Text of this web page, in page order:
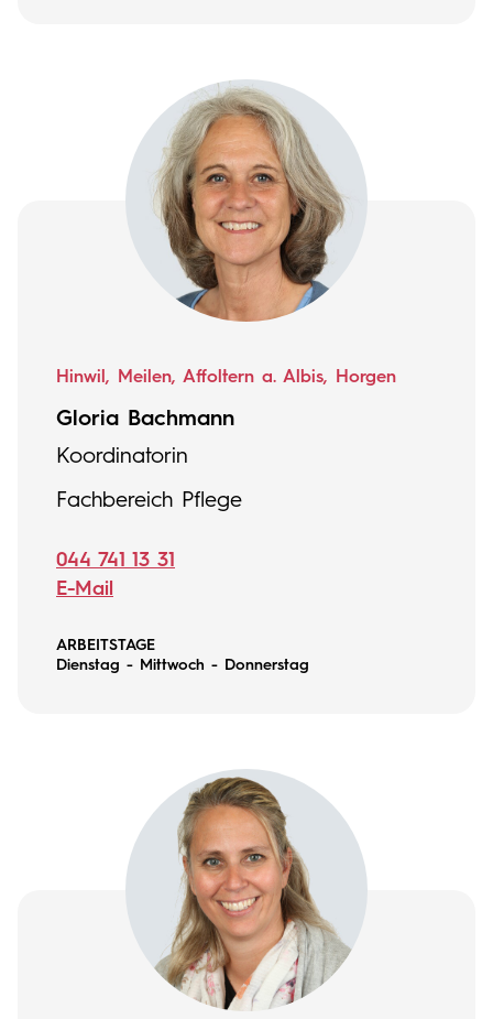
Hinwil, Meilen, Affoltern a. Albis, Horgen
Gloria Bachmann
Koordinatorin
Fachbereich Pflege
044 741 13 31
E-Mail
ARBEITSTAGE
Dienstag - Mittwoch - Donnerstag